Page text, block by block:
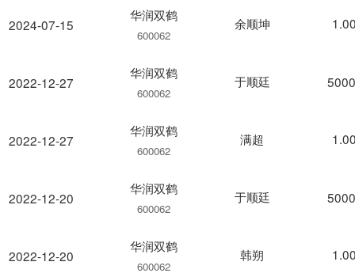
2024-07-15
2022-12-27
2022-12-27
2022-12-20
2022-12-20
华润双鹤
600062
余顺坤
华润双鹤
600062
于顺廷
华润双鹤
600062
满超
华润双鹤
600062
于顺廷
华润双鹤
600062
韩朔